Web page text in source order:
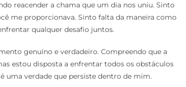
reacender a chama que um dia nos uniu. Sinto
me proporcionava. Sinto falta da maneira como
qualquer desafio juntos.
genuíno e verdadeiro. Compreendo que a
estou disposta a enfrentar todos os obstáculos
uma verdade que persiste dentro de mim.